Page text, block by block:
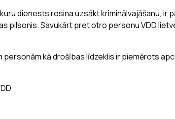
dienests rosina uzsākt kriminālvajāšanu, ir
pilsonis. Savukārt pret otro personu VDD
personām kā drošības līdzeklis ir piemērots